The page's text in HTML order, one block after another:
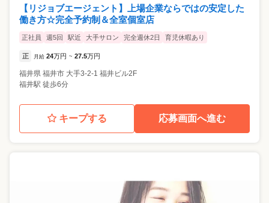
【リジョブエージェント】上場企業ならではの安定した
働き方☆完全予約制＆全室個室店
正社員 週5回 駅近 大手サロン 完全週休2日 育児休暇あり
正 月給 24万円 ~ 27.5万円
福井県 福井市 大手3-2-1 福井ビル2F
福井駅 徒歩6分
キープする 応募画面へ進む